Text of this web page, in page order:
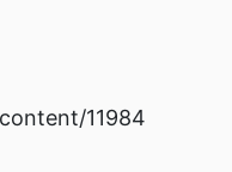
11984